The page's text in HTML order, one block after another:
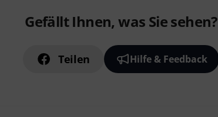
Gefällt Ihnen, was Sie sehen?
Teilen Hilfe & Feedback